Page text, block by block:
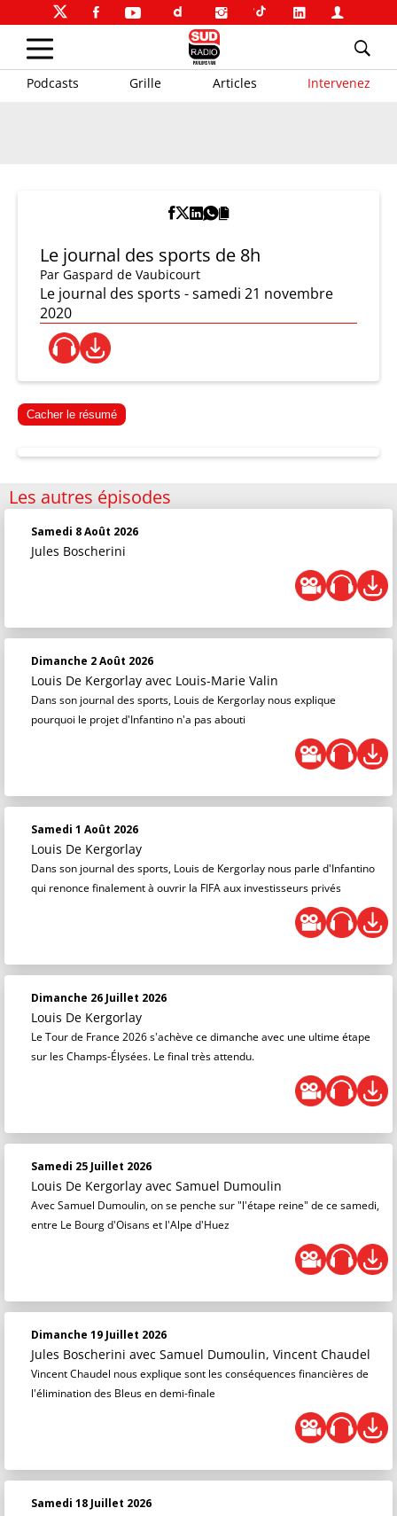
Podcasts Grille Articles Intervenez
Le journal des sports de 8h
Par Gaspard de Vaubicourt
Le journal des sports - samedi 21 novembre
2020
Cacher le résumé
Les autres épisodes
Samedi 8 Août 2026
Jules Boscherini
Dimanche 2 Août 2026
Louis De Kergorlay avec Louis-Marie Valin
Dans son journal des sports, Louis de Kergorlay nous explique
pourquoi le projet d'Infantino n'a pas abouti
Samedi 1 Août 2026
Louis De Kergorlay
Dans son journal des sports, Louis de Kergorlay nous parle d'Infantino
qui renonce finalement à ouvrir la FIFA aux investisseurs privés
Dimanche 26 Juillet 2026
Louis De Kergorlay
Le Tour de France 2026 s'achève ce dimanche avec une ultime étape
sur les Champs-Élysées. Le final très attendu.
Samedi 25 Juillet 2026
Louis De Kergorlay avec Samuel Dumoulin
Avec Samuel Dumoulin, on se penche sur "l'étape reine" de ce samedi,
entre Le Bourg d'Oisans et l'Alpe d'Huez
Dimanche 19 Juillet 2026
Jules Boscherini avec Samuel Dumoulin, Vincent Chaudel
Vincent Chaudel nous explique sont les conséquences financières de
l'élimination des Bleus en demi-finale
Samedi 18 Juillet 2026